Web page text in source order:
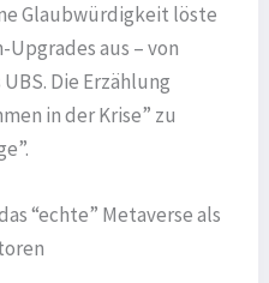
Glaubwürdigkeit löste
Upgrades aus – von
Die Erzählung
in der Krise” zu
“echte” Metaverse als